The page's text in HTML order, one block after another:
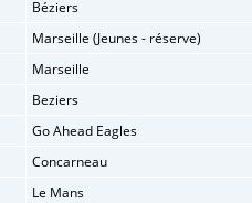
Béziers
Marseille (Jeunes - réserve)
Marseille
Beziers
Go Ahead Eagles
Concarneau
Le Mans